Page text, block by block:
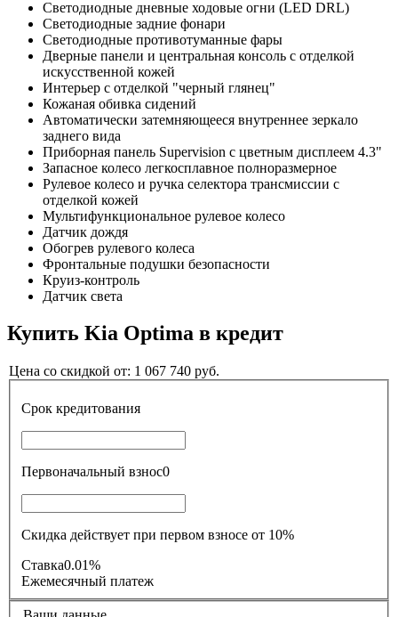
Светодиодные дневные ходовые огни (LED DRL)
Светодиодные задние фонари
Светодиодные противотуманные фары
Дверные панели и центральная консоль с отделкой
искусственной кожей
Интерьер с отделкой "черный глянец"
Кожаная обивка сидений
Автоматически затемняющееся внутреннее зеркало
заднего вида
Приборная панель Supervision c цветным дисплеем 4.3"
Запасное колесо легкосплавное полноразмерное
Рулевое колесо и ручка селектора трансмиссии с
отделкой кожей
Мультифункциональное рулевое колесо
Датчик дождя
Обогрев рулевого колеса
Фронтальные подушки безопасности
Круиз-контроль
Датчик света
Купить Kia Optima в кредит
Цена со скидкой от: 1 067 740 руб.
Срок кредитования
Первоначальный взнос0
Скидка действует при первом взносе от 10%
Ставка0.01%
Ежемесячный платеж